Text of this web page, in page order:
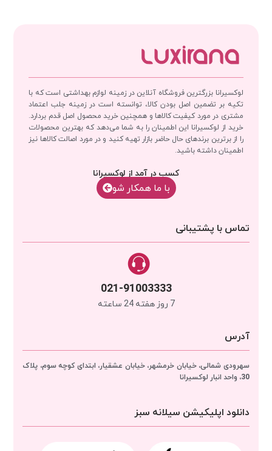
لوکسیرانا بزرگترین فروشگاه آنلاین در زمینه لوازم بهداشتی است که با
تکیه بر تضمین اصل بودن کالا، توانسته است در زمینه جلب اعتماد
مشتری در مورد کیفیت کالاها و همچنین خرید محصول اصل قدم بردارد.
خرید از لوکسیرانا این اطمینان را به شما می‌دهد که بهترین محصولات
را از برترین برندهای حال حاضر بازار تهیه کنید و در مورد اصالت کالاها نیز
اطمینان داشته باشید.
کسب در آمد از لوکسیرانا
با‌‌ ما همکار شو
تماس با پشتیبانی
021-91003333
7 روز هفته 24 ساعته
آدرس
سهرودی شمالی، خیابان خرمشهر، خیابان عشقیار، ابتدای کوچه سوم، پلاک
30، واحد انبار
لوکسیرانا
دانلود اپلیکیشن سیلانه سبز